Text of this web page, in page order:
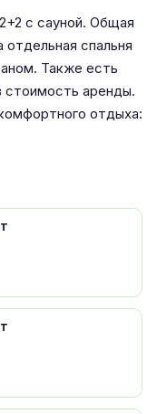
с сауной. Общая
спальня
Также есть
стоимость аренды.
отдыха: